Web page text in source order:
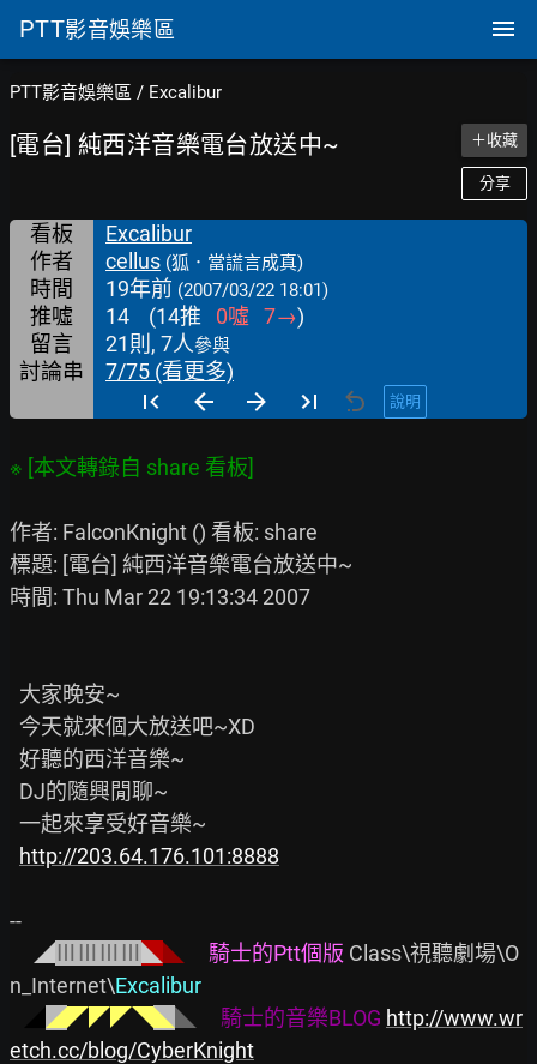
PTT影音娛樂區
PTT影音娛樂區 / Excalibur
[電台] 純西洋音樂電台放送中~ ＋收藏
分享
看板
Excalibur
作者
cellus (狐．當謊言成真)
時間 19年前 (2007/03/22 18:01)
推噓 14 (14推 0噓 7→)
留言
21則, 7人參與
討論串 7/75 (看更多)
說明
作者: FalconKnight () 看板: share
標題: [電台] 純西洋音樂電台放送中~
時間: Thu Mar 22 19:13:34 2007
http://203.64.176.101:8888
--
  ◢
◣ ◣ 騎士的Ρtt個版 Class\視聽劇場\O
n_Internet\Excalibur
◢ ◤◤◤◥ ◣ ◣ 騎士的音樂BLOG http://www.wr
etch.cc/blog/CyberKnight